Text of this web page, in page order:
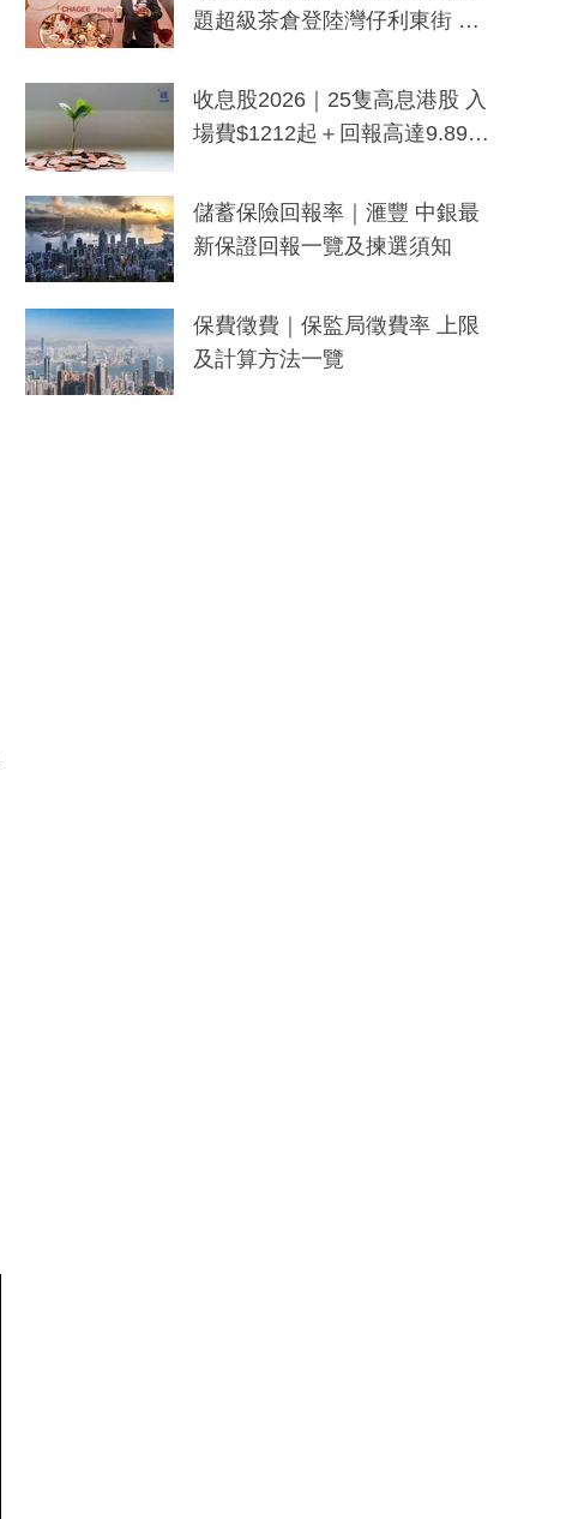
題超級茶倉登陸灣仔利東街 推
y及香港限定特調系列
收息股2026｜25隻高息港股 入
場費$1212起＋回報高達9.89
儲蓄保險回報率｜滙豐 中銀最
新保證回報一覽及揀選須知
保費徵費｜保監局徵費率 上限
及計算方法一覽